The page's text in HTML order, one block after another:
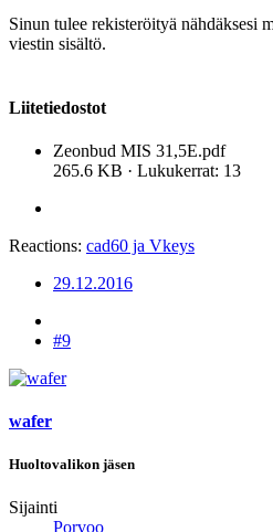
Sinun tulee rekisteröityä nähdäksesi
viestin sisältö.
Liitetiedostot
Zeonbud MIS 31,5E.pdf
265.6 KB · Lukukerrat: 13
Reactions: cad60 ja Vkeys
29.12.2016
#9
wafer
Huoltovalikon jäsen
Sijainti
Porvoo